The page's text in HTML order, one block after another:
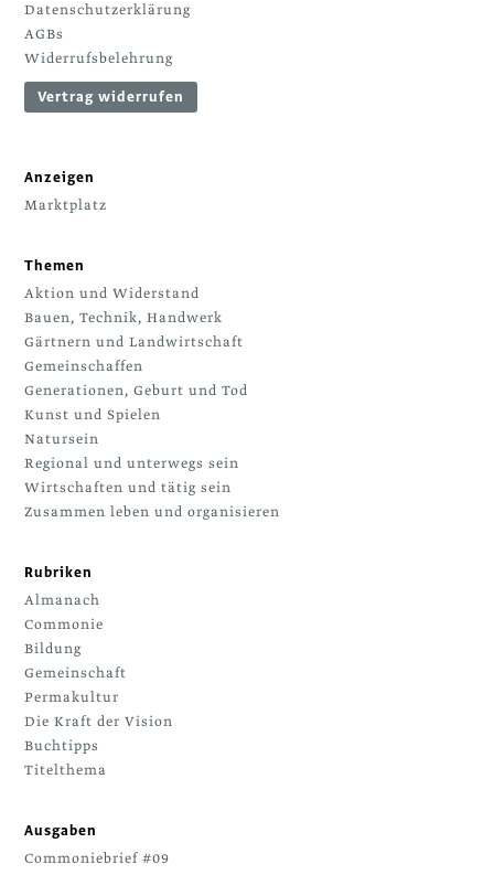
Datenschutzerklärung
AGBs
Widerrufsbelehrung
Vertrag widerrufen
Anzeigen
Marktplatz
Themen
Aktion und Widerstand
Bauen, Technik, Handwerk
Gärtnern und Landwirtschaft
Gemeinschaffen
Generationen, Geburt und Tod
Kunst und Spielen
Natursein
Regional und unterwegs sein
Wirtschaften und tätig sein
Zusammen leben und organisieren
Rubriken
Almanach
Commonie
Bildung
Gemeinschaft
Permakultur
Die Kraft der Vision
Buchtipps
Titelthema
Ausgaben
Commoniebrief #09